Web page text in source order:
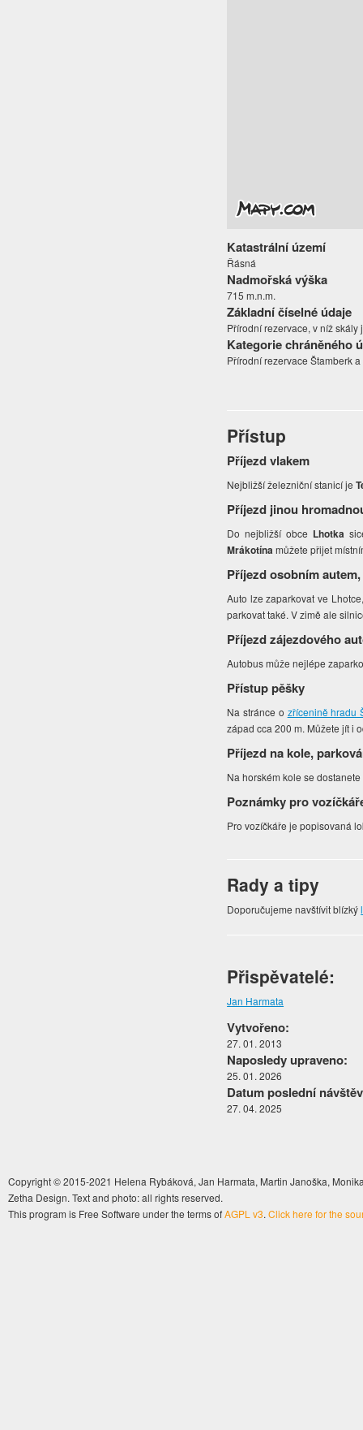
Katastrální území
Řásná
Nadmořská výška
715 m.n.m.
Základní číselné údaje
Přírodní rezervace, v níž
Kategorie chráněného
Přírodní rezervace Štamberk
Přístup
Příjezd vlakem
Nejbližší železniční stanicí je
Příjezd jinou
Do nejbližší obce Lhotka
Mrákotínamůžete přijet
Příjezd osobním
Auto lze zaparkovat ve
parkovat také. V zimě ale
Příjezd zájezdového
Autobus může nejlépe
Přístup pěšky
Na stránce o zřícenině hradu
západ cca 200 m. Můžete jít i
Příjezd na kole,
Na horském kole se
Poznámky pro
Pro vozíčkáře je popisovaná
Rady a tipy
Doporučujeme navštívit blízký
Přispěvatelé:
Jan Harmata
Vytvořeno:
27. 01. 2013
Naposledy upraveno:
25. 01. 2026
Datum poslední
27. 04. 2025
Copyright © 2015-2021 Helena Rybáková, Jan Harmata, Martin Janoška,
Zetha Design. Text and photo: all rights reserved.
This program is Free Software under the terms ofAGPL v3. Click here for the